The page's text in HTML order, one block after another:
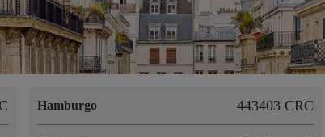
Hamburgo 443403 CRC